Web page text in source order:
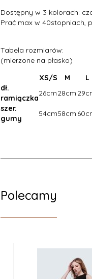
Dostępny w 3 kolorach:
Prać max w 40stopniach,
Tabela rozmiarów:
(mierzone na płasko)
XS/S
M
L
dł.
ramiączka
26cm28cm
szer.
gumy
54cm58cm
Polecamy